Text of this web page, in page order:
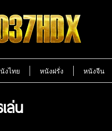
งไทย หนังฝรั่ง หนังจีน
ล่น